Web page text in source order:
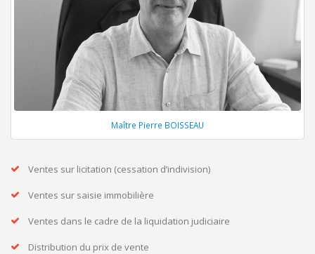
Maître Pierre BOISSEAU
Ventes sur licitation (cessation d’indivision)
Ventes sur saisie immobilière
Ventes dans le cadre de la liquidation judiciaire
Distribution du prix de vente